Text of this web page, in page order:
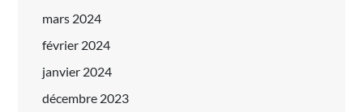
mars 2024
février 2024
janvier 2024
décembre 2023